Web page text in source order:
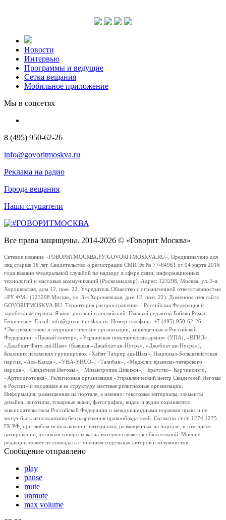
Новости
Интервью
Программы и ведущие
Сетка вещания
Мобильное приложение
Мы в соцсетях
8 (495) 950-62-26
info@govoritmoskva.ru
Реклама на радио
Города вещания
Наши слушатели
Все права защищены. 2014-2026 © «Говорит Москва»
Сетевое издание «ГОВОРИТМОСКВА.РУ/GOVORITMOSKVA.RU». Предназначено для
лиц старше 16 лет. Свидетельство о регистрации СМИ Эл № 77-64961 от 04 марта 2016
года выдано Федеральной службой по надзору в сфере связи, информационных
технологий и массовых коммуникаций (Роскомнадзор). Адрес: 123298, Москва, ул. 3-я
Хорошевская, дом 12, пом. 22. Учредитель Общество с ограниченной ответственностью
«РУ ФМ» (123298 Москва, ул. 3-я Хорошевская, дом 12, пом. 22). Доменное имя сайта
GOVORITMOSKVA.RU. Территория распространения – Российская Федерация и
зарубежные страны. Языки: русский и английский. Главный редактор Бабаян Роман
Георгиевич. Email: info@govoritmoskva.ru. Номер телефона: +7 (495) 950-62-26
*Экстремистские и террористические организации, запрещенные в Российской
Федерации: «Правый сектор», «Украинская повстанческая армия» (УПА), «ИГИЛ»,
«Джабхат Фатх аш-Шам» (бывшая «Джабхат ан-Нусра», «Джебхат ан-Нусра»),
Коалиция исламских группировок «Хайят Тахрир аш-Шам», Национал-Большевистская
партия, «Аль-Каида», «УНА-УНСО», «Талибан», «Меджлис крымско-татарского
народа», «Свидетели Иеговы», «Мизантропик Дивижн», «Братство» Корчинского,
«Артподготовка», Религиозная организация «Управленческий центр Свидетелей Иеговы
в России» и входящие в ее структуру местные религиозные организации.
Информация, размещенная на портале, а именно: текстовые материалы, элементы
дизайна, логотипы, товарные знаки, фотографии, видео и аудио охраняются
законодательством Российской Федерации и международными нормами права и не
могут быть использованы без разрешения правообладателей. Согласно ст.ст. 1274,1275
ГК РФ, при любом использовании материалов, размещенных на портале, в том числе
цитировании, активная гиперссылка на материал является обязательной. Мнение
редакции может не совпадать с мнением отдельных авторов и колумнистов.
Сообщение отправлено
play
pause
mute
unmute
max volume